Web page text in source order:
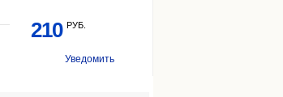
210 РУБ.
Уведомить